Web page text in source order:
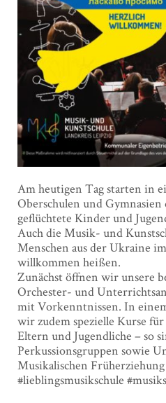
Am heutigen Tag starten in
Oberschulen und
geflüchtete Kinder und
Auch die Musik- und
Menschen aus der Ukraine
willkommen heißen.
Zunächst öffnen wir unsere
Orchester- und
mit Vorkenntnissen. In
wir zudem spezielle Kurse
Eltern und Jugendliche – so
Perkussionsgruppen sowie
Musikalischen
#lieblingsmusikschule